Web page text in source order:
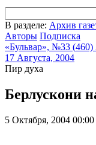
В разделе: Архив
Авторы Подписка
«Бульвар», №33 (460)
17 Августа, 2004
Пир духа
Берлускони
5 Октября, 2004 00:00